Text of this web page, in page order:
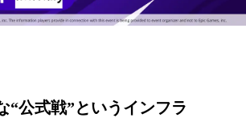
“公式戦”というインフラ